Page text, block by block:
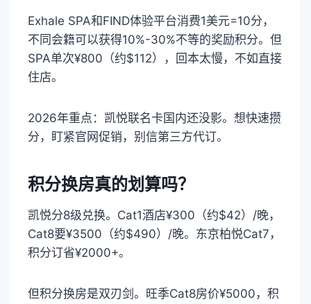
Exhale SPA和FIND体验平台消费1美元=10分，
不同会籍可以获得10%-30%不等的奖励积分。但
SPA单次¥800（约$112），回本太慢，不如直接
住店。
2026年重点：凯悦联名卡国内还没影。想快速攒
分，盯紧官网促销，别信第三方代订。
积分换房真的划算吗？
凯悦分8级兑换。Cat1酒店¥300（约$42）/晚，
Cat8要¥3500（约$490）/晚。东京柏悦Cat7，
积分订省¥2000+。
但积分换房是双刃剑。旺季Cat8房价¥5000，积